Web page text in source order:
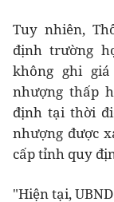
Tuy nhiên,
định trường
không ghi
nhượng thấp
định tại thời
nhượng được
cấp tỉnh quy
"Hiện tại,